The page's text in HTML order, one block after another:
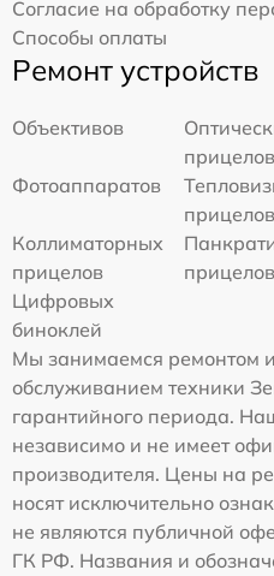
Согласие на обработку
Способы оплаты
Ремонт устройств
Объективов
прицелов
Фотоаппаратов
прицелов
Коллиматорных
прицелов
прицелов
Цифровых
биноклей
Мы занимаемся ремонтом
обслуживанием техники
гарантийного периода.
независимо и не имеет
производителя. Цены на
носят исключительно
не являются публичной
ГК РФ. Названия и